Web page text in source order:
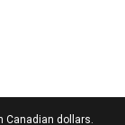
Canadian dollars.